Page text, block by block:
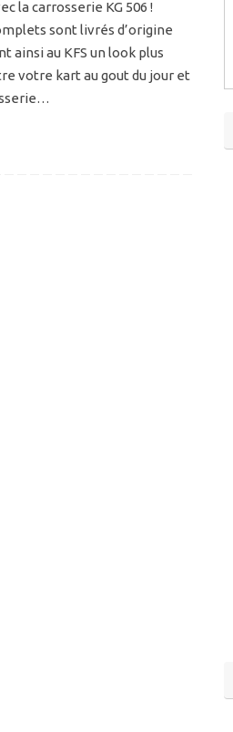
la carrosserie KG 506 !
sont livrés d’origine
ainsi au KFS un look plus
votre kart au gout du jour et